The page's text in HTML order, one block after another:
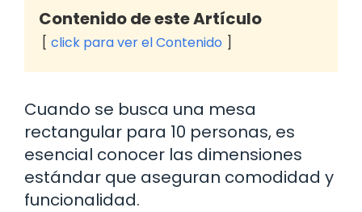
Contenido de este Artículo
click para ver el Contenido
Cuando se busca una mesa
rectangular para 10 personas, es
esencial conocer las dimensiones
estándar que aseguran comodidad y
funcionalidad.